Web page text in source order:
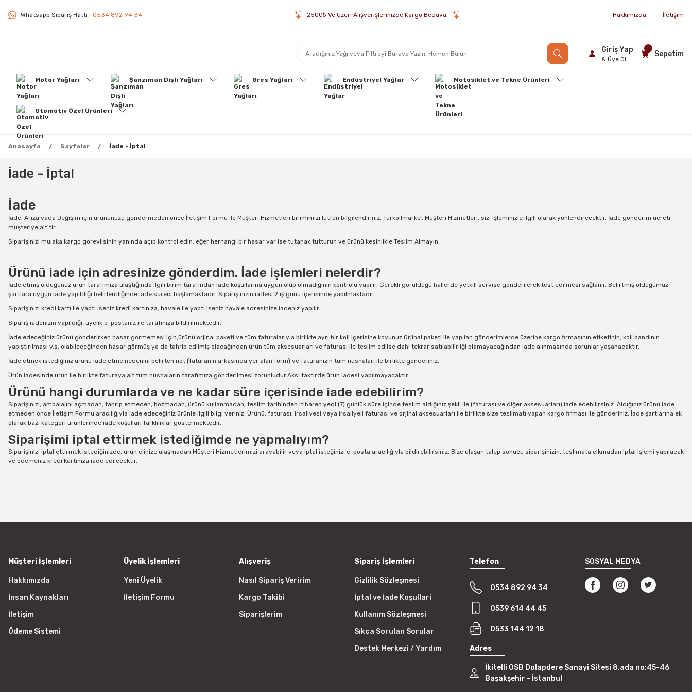
Whatsapp Sipariş Hattı : 0534 892 94 34 2500₺ Ve Üzeri Alışverişlerinizde Kargo Bedava. Hakkımızda İletişim
Giriş Yap
& Üye Ol
Sepetim
Motor Yağları Şanzıman Dişli Yağları Gres Yağları Endüstriyel Yağlar Motosiklet ve Tekne Ürünleri
Otomotiv Özel Ürünleri
Anasayfa Sayfalar İade - İptal
İade - İptal
İade
İade, Arıza yada Değişim için ürününüzü göndermeden önce İletişim Formu ile Müşteri Hizmetleri birimimizi lütfen bilgilendiriniz. Turkoilmarket Müşteri Hizmetleri, sizi işleminizle ilgili olarak yönlendirecektir. İade gönderim ücreti
müşteriye ait'tir.
Siparişinizi mulaka kargo görevlisinin yanında açıp kontrol edin, eğer herhangi bir hasar var ise tutanak tutturun ve ürünü kesinlikle Teslim Almayın.
Ürünü iade için adresinize gönderdim. İade işlemleri nelerdir?
İade etmiş olduğunuz ürün tarafımıza ulaştığında ilgili birim tarafından iade koşullarına uygun olup olmadığının kontrolü yapılır. Gerekli görüldüğü hallerde yetkili servise gönderilerek test edilmesi sağlanır. Belirtmiş olduğumuz
şartlara uygun iade yapıldığı belirlendiğinde iade süreci başlamaktadır. Siparişinizin iadesi 2 iş günü içerisinde yapılmaktadır.
Siparişinizi kredi kartı ile yaptı iseniz kredi kartınıza; havale ile yaptı iseniz havale adresinize iadeniz yapılır.
Sipariş iadenizin yapıldığı, üyelik e-postanız ile tarafınıza bildirilmektedir.
İade edeceğiniz ürünü gönderirken hasar görmemesi için,ürünü orjinal paketi ve tüm faturalarıyla birlikte ayrı bir koli içerisine koyunuz.Orjinal paketi ile yapılan gönderimlerde üzerine kargo firmasının etiketinin, koli bandının
yapıştırılması v.s. olabileceğinden hasar görmüş ya da tahrip edilmiş olacağından ürün tüm aksesuarları ve faturası ile teslim edilse dahi tekrar satılabilirliği olamayacağından iade alınmasında sorunlar yaşanacaktır.
İade etmek istediğiniz ürünü iade etme nedenini belirten not (faturanın arkasında yer alan form) ve faturanızın tüm nüshaları ile birlikte gönderiniz.
Ürün iadesinde ürün ile birlikte faturaya ait tüm nüshaların tarafımıza gönderilmesi zorunludur.Aksi taktirde ürün iadesi yapılmayacaktır.
Ürünü hangi durumlarda ve ne kadar süre içerisinde iade edebilirim?
Siparişinizi, ambalajını açmadan, tahrip etmeden, bozmadan, ürünü kullanmadan, teslim tarihinden itibaren yedi (7) günlük süre içinde teslim aldığınız şekli ile (faturası ve diğer aksesuarları) iade edebilirsiniz. Aldığınız ürünü iade
etmeden önce İletişim Formu aracılığıyla iade edeceğiniz ürünle ilgili bilgi veriniz. Ürünü; faturası, irsaliyesi veya irsaliyeli faturası ve orjinal aksesuarları ile birlikte size teslimatı yapan kargo firması ile gönderiniz. İade şartlarına ek
olarak bazı kategori ürünlerinde iade koşulları farklılıklar göstermektedir.
Siparişimi iptal ettirmek istediğimde ne yapmalıyım?
Siparişinizi iptal ettirmek istediğinizde, ürün elinize ulaşmadan Müşteri Hizmetlerimizi arayabilir veya iptal isteğinizi e-posta aracılığıyla bildirebilirsiniz. Bize ulaşan talep sonucu siparişinizin, teslimata çıkmadan iptal işlemi yapılacak
ve ödemeniz kredi kartınıza iade edilecektir.
Müşteri İşlemleri
Hakkımızda
İnsan Kaynakları
İletişim
Ödeme Sistemi
Üyelik İşlemleri
Yeni Üyelik
İletişim Formu
Alışveriş
Nasıl Sipariş Veririm
Kargo Takibi
Siparişlerim
Sipariş İşlemleri
Gizlilik Sözleşmesi
İptal ve İade Koşullari
Kullanım Sözleşmesi
Sıkça Sorulan Sorular
Destek Merkezi / Yardım
Telefon
0534 892 94 34
0539 614 44 45
0533 144 12 18
SOSYAL MEDYA
Adres
İkitelli OSB Dolapdere Sanayi Sitesi 8.ada no:45-46
Başakşehir - İstanbul